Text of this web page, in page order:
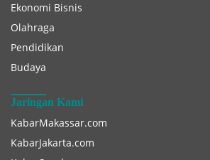
Ekonomi Bisnis
Olahraga
Pendidikan
Budaya
Jaringan Kami
KabarMakassar.com
KabarJakarta.com